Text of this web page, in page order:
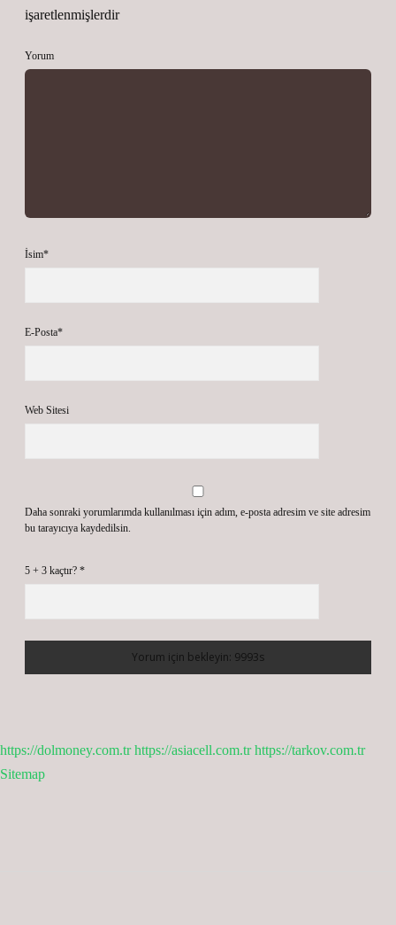
işaretlenmişlerdir
Yorum
İsim*
E-Posta*
Web Sitesi
Daha sonraki yorumlarımda kullanılması için adım, e-posta adresim ve site adresim
bu tarayıcıya kaydedilsin.
5 + 3 kaçtır? *
https://dolmoney.com.tr https://asiacell.com.tr https://tarkov.com.tr
Sitemap